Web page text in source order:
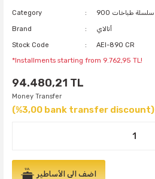
Category 900 سلسلة طباخات
Brand أتالاي
Stock Code AEI-890 CR
*Installments starting from 9.762,95 TL!
94.480,21 TL
Money Transfer
(%3,00 bank transfer discount)
اضف الى الأساطير